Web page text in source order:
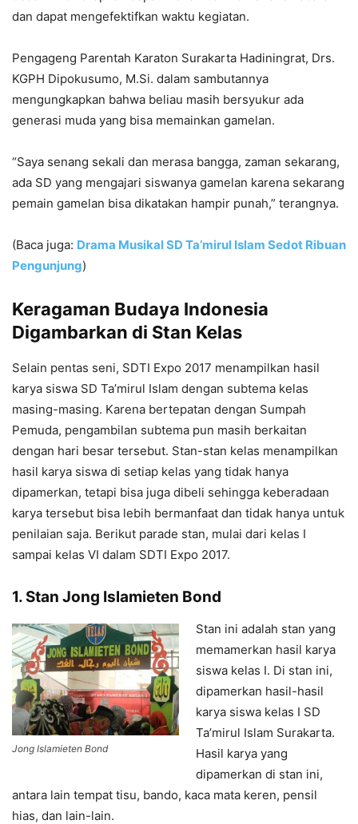
dan dapat mengefektifkan waktu kegiatan.
Pengageng Parentah Karaton Surakarta Hadiningrat, Drs.
KGPH Dipokusumo, M.Si. dalam sambutannya
mengungkapkan bahwa beliau masih bersyukur ada
generasi muda yang bisa memainkan gamelan.
“Saya senang sekali dan merasa bangga, zaman sekarang,
ada SD yang mengajari siswanya gamelan karena sekarang
pemain gamelan bisa dikatakan hampir punah,” terangnya.
(Baca juga: Drama Musikal SD Ta’mirul Islam Sedot Ribuan
Pengunjung)
Keragaman Budaya Indonesia
Digambarkan di Stan Kelas
Selain pentas seni, SDTI Expo 2017 menampilkan hasil
karya siswa SD Ta’mirul Islam dengan subtema kelas
masing-masing. Karena bertepatan dengan Sumpah
Pemuda, pengambilan subtema pun masih berkaitan
dengan hari besar tersebut. Stan-stan kelas menampilkan
hasil karya siswa di setiap kelas yang tidak hanya
dipamerkan, tetapi bisa juga dibeli sehingga keberadaan
karya tersebut bisa lebih bermanfaat dan tidak hanya untuk
penilaian saja. Berikut parade stan, mulai dari kelas I
sampai kelas VI dalam SDTI Expo 2017.
1. Stan Jong Islamieten Bond
Jong Islamieten Bond
Stan ini adalah stan yang
memamerkan hasil karya
siswa kelas I. Di stan ini,
dipamerkan hasil-hasil
karya siswa kelas I SD
Ta’mirul Islam Surakarta.
Hasil karya yang
dipamerkan di stan ini,
antara lain tempat tisu, bando, kaca mata keren, pensil
hias, dan lain-lain.